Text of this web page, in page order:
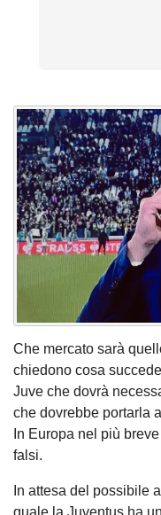
Che mercato sarà
chiedono cosa
Juve che dovrà
che dovrebbe portarla
In Europa nel più
falsi.
In attesa del possibile